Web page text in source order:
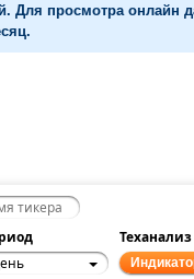
Для просмотра онлайн
Теханализ